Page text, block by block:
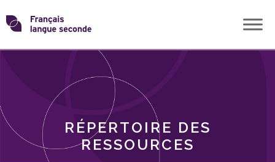
Skip
toTransformons
langue
RÉPERTOIRE DES
RESSOURCES
THÈMES